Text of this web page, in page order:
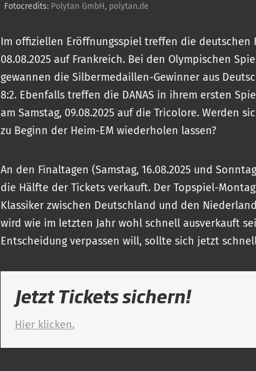
Fotocredits: Polytan GmbH, polytan.de
Im offiziellen Eröffnungsspiel treffen die deutschen
08.08.2025 auf Frankreich. Bei den Olympischen
gewannen die Silbermedaillen-Gewinner aus
8:2. Ebenfalls treffen die DANAS in ihrem ersten
am Samstag, 09.08.2025 auf die Tricolore. Werden
zu Beginn der Heim-EM wiederholen lassen?
An den Finaltagen (Samstag, 16.08.2025 und
die Hälfte der Tickets verkauft. Der Topspiel-
Klassiker zwischen Deutschland und den
wird wie im letzten Jahr wohl schnell ausverkauft
Entscheidung verpassen will, sollte sich jetzt
Jetzt Tickets sichern!
Hier klicken.